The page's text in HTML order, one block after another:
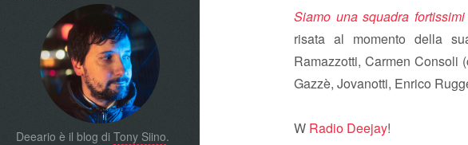
Deeario è il blog di Tony Siino.
Siamo una squadra fortissimi
risata al momento della
Ramazzotti, Carmen Consoli
Gazzè, Jovanotti, Enrico
W Radio Deejay!